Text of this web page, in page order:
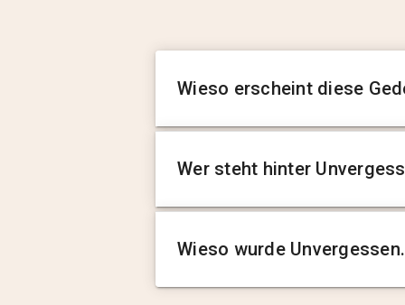
Wieso erscheint diese
Wer steht hinter
Wieso wurde